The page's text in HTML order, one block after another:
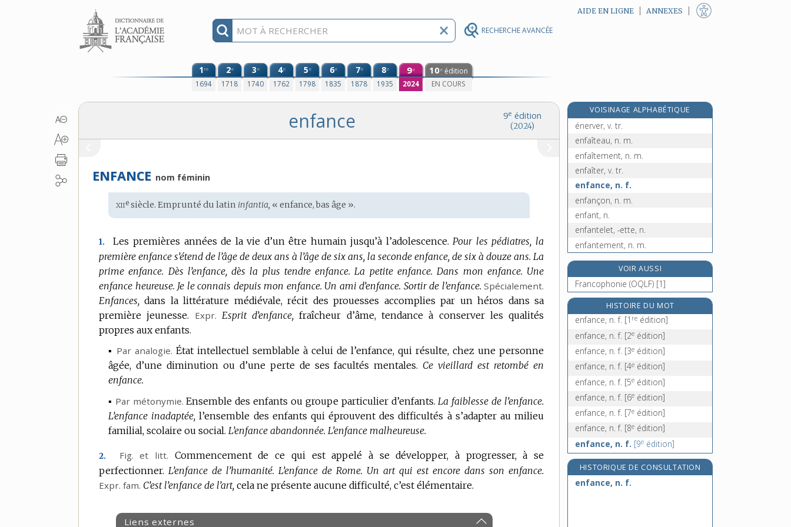
RECHERCHE AVANCÉE
Aller au contenu AIDE EN LIGNE ANNEXES
1re
1694
2e
1718
3e
1740
4e
1762
5e
1798
6e
1835
7e
1878
8e
1935
9e
2024
10e édition
EN COURS
9e édition
(2024)
enfance
ENFANCE nom féminin
Étymologie
:
xiie siècle. Emprunté dulatin infantia, « enfance, bas âge ».
1. Les premières années de la vie d’un être humain jusqu’à l’adolescence. Pour les pédiatres, la
première enfance s’étend de l’âge de deux ans à l’âge de six ans, la seconde enfance, de six à douze ans. La
prime enfance. Dès l’enfance, dès la plus tendre enfance. La petite enfance. Dans mon enfance. Une
enfance heureuse. Je le connais depuis mon enfance. Un ami d’enfance. Sortir de l’enfance. Spécialement.
Enfances, dans la littérature médiévale, récit des prouesses accomplies par un héros dans sa
première jeunesse. Expr. Esprit d’enfance, fraîcheur d’âme, tendance à conserver les qualités
propres aux enfants.
▪ Par analogie. État intellectuel semblable à celui de l’enfance, qui résulte, chez une personne
âgée, d’une diminution ou d’une perte de ses facultés mentales. Ce vieillard est retombé en
enfance.
▪ Par métonymie. Ensemble des enfants ou groupe particulier d’enfants. La faiblesse de l’enfance.
L’enfance inadaptée, l’ensemble des enfants qui éprouvent des difficultés à s’adapter au milieu
familial, scolaire ou social. L’enfance abandonnée. L’enfance malheureuse.
2. Fig. et litt. Commencement de ce qui est appelé à se développer, à progresser, à se
perfectionner. L’enfance de l’humanité. L’enfance de Rome. Un art qui est encore dans son enfance.
Expr. fam. C’est l’enfance de l’art, cela ne présente aucune difficulté, c’est élémentaire.
Liens externes
VOISINAGE ALPHABÉTIQUE
énervement, n. m.
énerver, v. tr.
enfaîteau, n. m.
enfaîtement, n. m.
enfaîter, v. tr.
enfance, n. f.
enfançon, n. m.
enfant, n.
enfantelet, -ette, n.
enfantement, n. m.
enfanter, v. tr.
enfantillage, n. m.
enfantin, -ine, adj.
enfarger, v. tr.
enfariné, -ée, adj.
VOIR AUSSI
Francophonie (OQLF) [1]
HISTOIRE DU MOT
enfance, n. f. [1 re édition]
enfance, n. f. [2e édition]
enfance, n. f. [3e édition]
enfance, n. f. [4e édition]
enfance, n. f. [5e édition]
enfance, n. f. [6e édition]
enfance, n. f. [7e édition]
enfance, n. f. [8e édition]
enfance, n. f. [9e édition]
HISTORIQUE DE CONSULTATION
enfance, n. f.